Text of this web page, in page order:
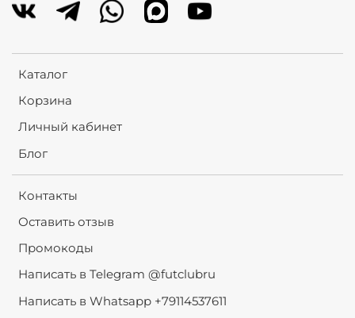
Каталог
Корзина
Личный кабинет
Блог
Контакты
Оставить отзыв
Промокоды
Написать в Telegram @futclubru
Написать в Whatsapp +79114537611